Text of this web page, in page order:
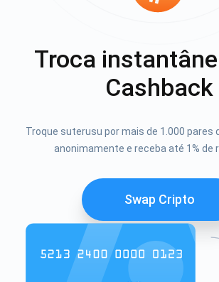
Troca
Cashback
Troque suterusu por mais de 1.000 pares
anonimamente e receba até 1% de
Swap Cripto